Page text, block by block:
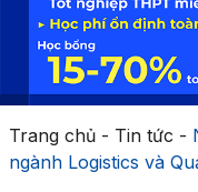
Trang chủ- Tin tức -
ngành Logistics và